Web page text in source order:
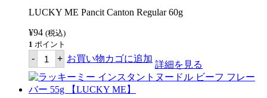
個
LUCKY ME Pancit Canton Regular 60g
¥94 (税込)
1 ポイント
- ラ
ッ
キ
ー
ミ
+ お買い物カゴに追加
詳細を見る